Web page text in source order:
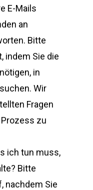
E-Mails
an
Bitte
indem Sie die
in
Wir
Fragen
zu
ich tun muss,
Bitte
nachdem Sie